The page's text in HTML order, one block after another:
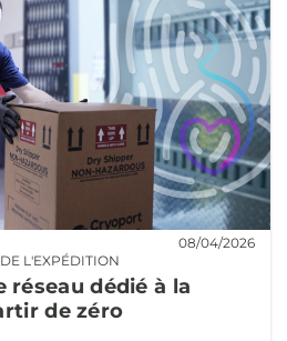
L'EXPÉDITION
08/04/2026
réseau dédié à la
de zéro